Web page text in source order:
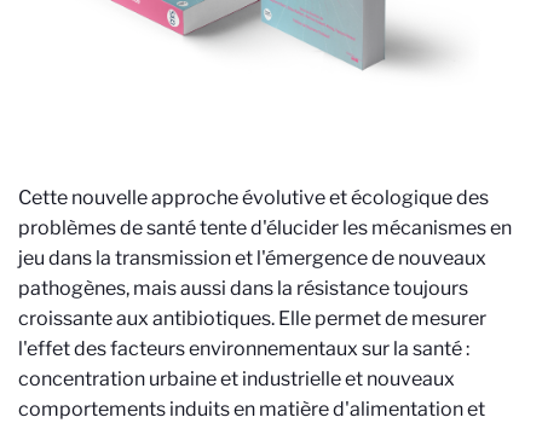
Cette nouvelle approche évolutive et écologique des
problèmes de santé tente d'élucider les mécanismes en
jeu dans la transmission et l'émergence de nouveaux
pathogènes, mais aussi dans la résistance toujours
croissante aux antibiotiques. Elle permet de mesurer
l'effet des facteurs environnementaux sur la santé :
concentration urbaine et industrielle et nouveaux
comportements induits en matière d'alimentation et